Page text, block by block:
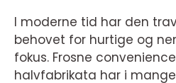
I moderne tid har den
behovet for hurtige og
fokus. Frosne
halvfabrikata har i